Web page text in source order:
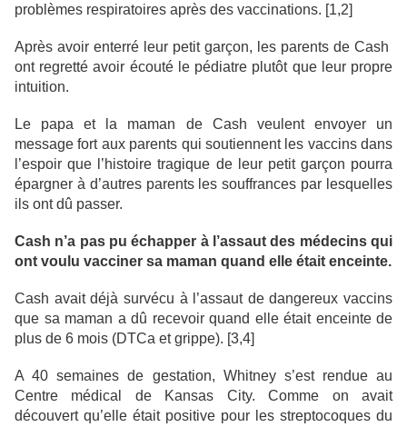
problèmes respiratoires après des vaccinations. [1,2]
Après avoir enterré leur petit garçon, les parents de Cash
ont regretté avoir écouté le pédiatre plutôt que leur propre
intuition.
Le papa et la maman de Cash veulent envoyer un
message fort aux parents qui soutiennent les vaccins dans
l’espoir que l’histoire tragique de leur petit garçon pourra
épargner à d’autres parents les souffrances par lesquelles
ils ont dû passer.
Cash n’a pas pu échapper à l’assaut des médecins qui
ont voulu vacciner sa maman quand elle était enceinte.
Cash avait déjà survécu à l’assaut de dangereux vaccins
que sa maman a dû recevoir quand elle était enceinte de
plus de 6 mois (DTCa et grippe). [3,4]
A 40 semaines de gestation, Whitney s’est rendue au
Centre médical de Kansas City. Comme on avait
découvert qu’elle était positive pour les streptocoques du